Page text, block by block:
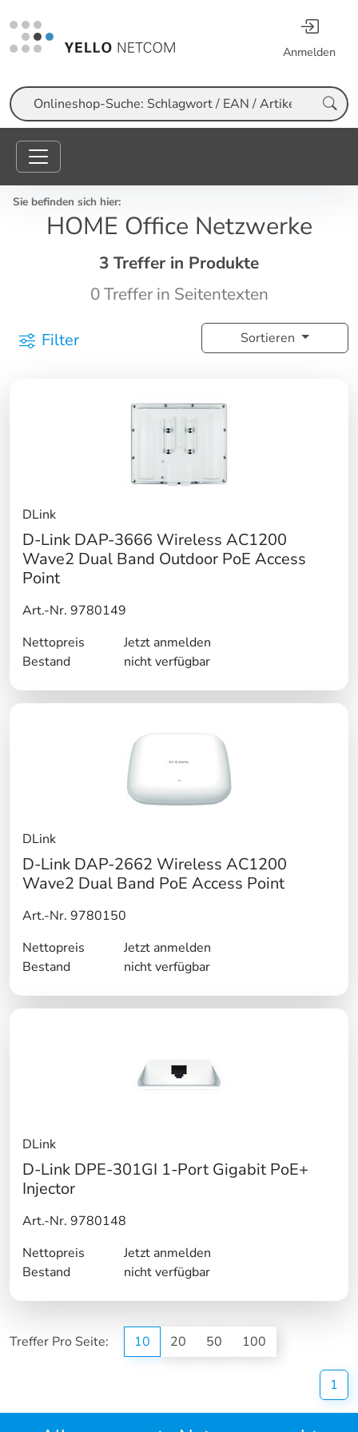
Anmelden
Suche
Sie befinden sich hier:
HOME Office Netzwerke
3 Treffer in Produkte
0 Treffer in Seitentexten
Filter Sortieren
DLink
D-Link DAP-3666 Wireless AC1200
Wave2 Dual Band Outdoor PoE Access
Point
Art.-Nr. 9780149
Nettopreis
Jetzt anmelden
Bestand
nicht verfügbar
DLink
D-Link DAP-2662 Wireless AC1200
Wave2 Dual Band PoE Access Point
Art.-Nr. 9780150
Nettopreis
Jetzt anmelden
Bestand
nicht verfügbar
DLink
D-Link DPE-301GI 1-Port Gigabit PoE+
Injector
Art.-Nr. 9780148
Nettopreis
Jetzt anmelden
Bestand
nicht verfügbar
Treffer Pro Seite: 10 20 50 100
1